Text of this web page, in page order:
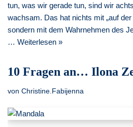
tun, was wir gerade tun, sind wir
wachsam. Das hat nichts mit „auf der
sondern mit dem Wahrnehmen des
… Weiterlesen »
10 Fragen an… Ilona
von Christine.Fabijenna